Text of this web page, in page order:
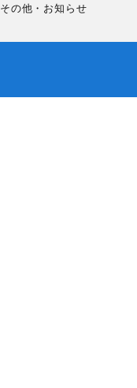
その他・お知らせ